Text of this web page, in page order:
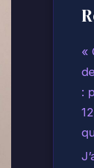
«
: